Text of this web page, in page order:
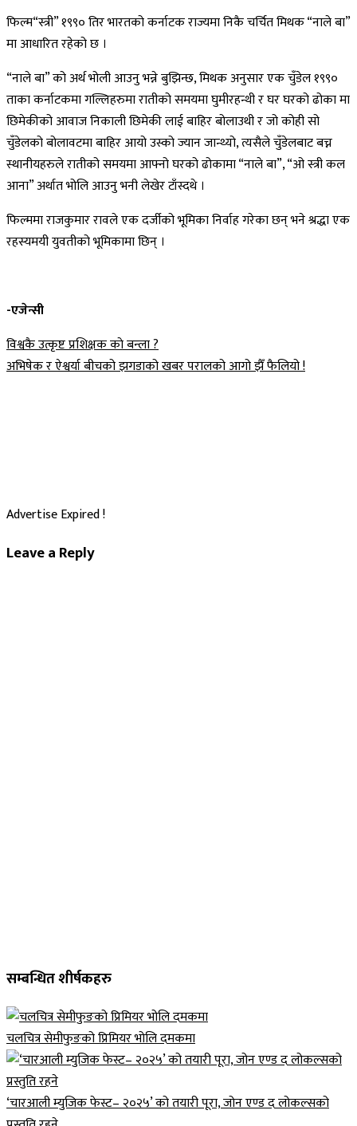
फिल्म“स्त्री” १९९० तिर भारतको कर्नाटक राज्यमा निकै चर्चित मिथक “नाले बा”
मा आधारित रहेको छ ।
“नाले बा” को अर्थ भोली आउनु भन्ने बुझिन्छ, मिथक अनुसार एक चुँडेल १९९०
ताका कर्नाटकमा गल्लिहरुमा रातीको समयमा घुमीरहन्थी र घर घरको ढोका मा
छिमेकीको आवाज निकाली छिमेकी लाई बाहिर बोलाउथी र जो कोही सो
चुँडेलको बोलावटमा बाहिर आयो उस्को ज्यान जान्थ्यो, त्यसैले चुँडेलबाट बच्न
स्थानीयहरुले रातीको समयमा आफ्नो घरको ढोकामा “नाले बा”, “ओ स्त्री कल
आना” अर्थात भोलि आउनु भनी लेखेर टाँस्दथे ।
फिल्ममा राजकुमार रावले एक दर्जीको भूमिका निर्वाह गरेका छन् भने श्रद्धा एक
रहस्यमयी युवतीको भूमिकामा छिन् ।
-एजेन्सी
Post
navigation
विश्वकै उत्कृष्ट प्रशिक्षक काे बन्ला ?
अभिषेक र ऐश्वर्या बीचको झगडाको खबर परालको आगो झैँ फैलियो !
Advertise Expired !
Leave a Reply
सम्बन्धित शीर्षकहरु
चलचित्र सेमीफुङको प्रिमियर भोलि दमकमा
‘चारआली म्युजिक फेस्ट– २०२५’ को तयारी पूरा, जोन एण्ड द लोकल्सको